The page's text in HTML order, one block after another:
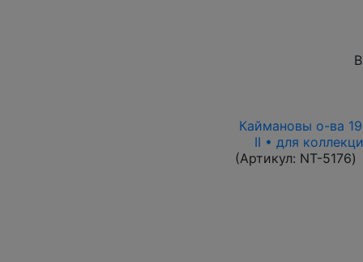
Каймановы о-ва
II • для
(Артикул: NT-5176)